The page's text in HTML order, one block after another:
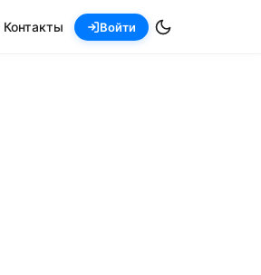
Контакты Войти